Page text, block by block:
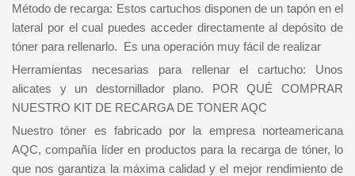
Método de recarga: Estos cartuchos disponen de un tapón en el
lateral por el cual puedes acceder directamente al depósito de
tóner para rellenarlo. Es una operación muy fácil de realizar
Herramientas necesarias para rellenar el cartucho: Unos
alicates y un destornillador plano. POR QUÉ COMPRAR
NUESTRO KIT DE RECARGA DE TONER AQC
Nuestro tóner es fabricado por la empresa norteamericana
AQC, compañía líder en productos para la recarga de tóner, lo
que nos garantiza la máxima calidad y el mejor rendimiento de